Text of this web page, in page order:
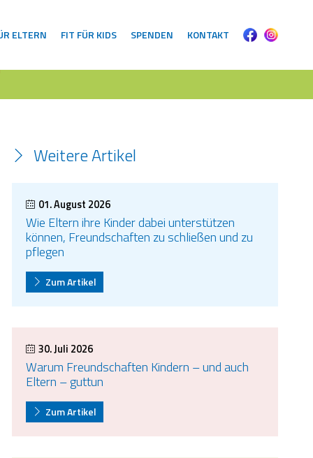
ELTERN FIT FÜR KIDS SPENDEN KONTAKT
Weitere Artikel
01. August 2026
Wie Eltern ihre Kinder dabei unterstützen
können, Freundschaften zu schließen und zu
pflegen
Zum Artikel
30. Juli 2026
Warum Freundschaften Kindern – und auch
Eltern – guttun
Zum Artikel